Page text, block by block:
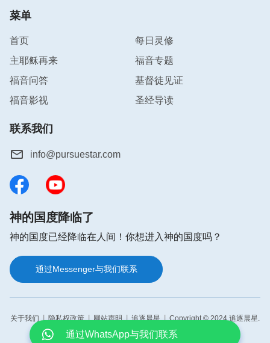
该明白人从何而来，人为什么活着，是谁主宰人的命
运，又是谁供应主宰着人类的生存，这些才是一个人
活着的本钱，也是一个人生存必备的根基，而不是学
会如何养家糊口、如何追求名利，也不是学会如何在
做人上人、如何在各种角逐中游刃有余。
人能把自己的一生当作体验造物主的主宰、认识造物
成自己的使命的一次难得的机会，人必然会有正确的
人生观，必然会活在造物主的祝福与引领之下，必然
会行在造物主的光中，必然会认识造物主的主宰，必
然会归服在造物主的权下，必然成为见证造物主奇妙
作为的人，也必然会成为见证造物主权柄的人。
揣摩着神的话，我明白了，神赐给我们生命，把我们
带到这个世界，是为了让我们每个人都有机会去经历
受造之物就应该追求认识神，尽好受造之物的本分，
这样才能远离撒但的苦害，得到神的祝福，活得才有
菜单
首页
每日灵修
主耶稣再来
福音专题
福音问答
基督徒见证
福音影视
圣经导读
联系我们
info@pursuestar.com
神的国度降临了
神的国度已经降临在人间！你想进入神的国度吗？
通过Messenger与我们联系
关于我们 隐私权政策 网站声明 追逐晨星
Copyright © 2024 追逐晨星.
All rights reserved.
通过WhatsApp与我们联系